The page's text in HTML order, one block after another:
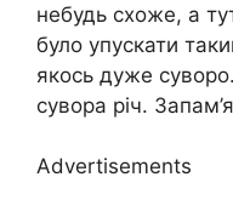
небудь схоже, а
було упускати
якось дуже
сувора річ.
Advertisements